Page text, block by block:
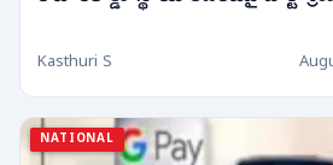
Kasthuri S
NATIONAL